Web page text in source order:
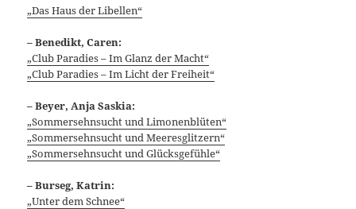
„Das Haus der Libellen“
– Benedikt, Caren:
„Club Paradies – Im Glanz der Macht“
„Club Paradies – Im Licht der Freiheit“
– Beyer, Anja Saskia:
„Sommersehnsucht und Limonenblüten“
„Sommersehnsucht und Meeresglitzern“
„Sommersehnsucht und Glücksgefühle“
– Burseg, Katrin:
„Unter dem Schnee“